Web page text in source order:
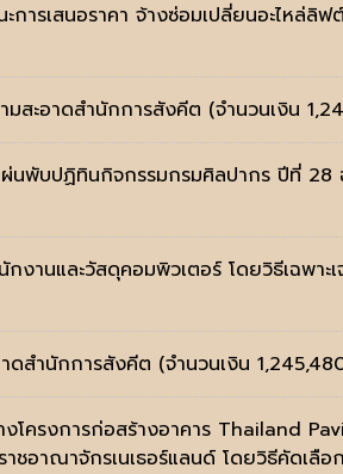
การเสนอราคา จ้างซ่อมเปลี่ยนอะไหล่ลิ
มสะอาดสำนักการสังคีต (จำนวนเงิน
นพับปฏิทินกิจกรรมกรมศิลปากร ปีที่ 28
งานและวัสดุคอมพิวเตอร์ โดยวิธีเฉพาะ
าดสำนักการสังคีต (จำนวนเงิน
างโครงการก่อสร้างอาคาร Thailand
อาณาจักรเนเธอร์แลนด์ โดยวิธีคัดเลือก